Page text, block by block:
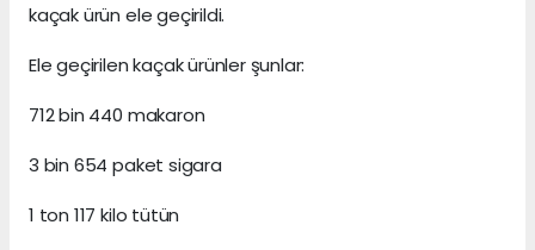
kaçak ürün ele geçirildi.
Ele geçirilen kaçak ürünler şunlar:
712 bin 440 makaron
3 bin 654 paket sigara
1 ton 117 kilo tütün